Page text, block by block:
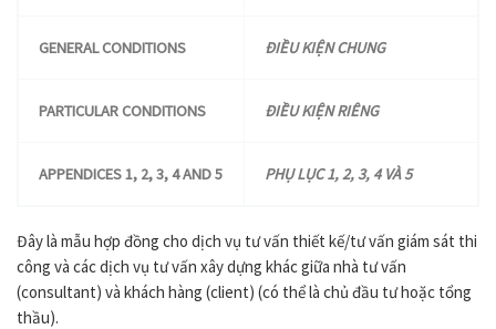
GENERAL CONDITIONS ĐIỀU KIỆN CHUNG
PARTICULAR CONDITIONS ĐIỀU KIỆN RIÊNG
APPENDICES 1, 2, 3, 4 AND 5 PHỤ LỤC 1, 2, 3, 4 VÀ 5
Đây là mẫu hợp đồng cho dịch vụ tư vấn thiết kế/tư vấn giám sát thi
công và các dịch vụ tư vấn xây dựng khác giữa nhà tư vấn
(consultant) và khách hàng (client) (có thể là chủ đầu tư hoặc tổng
thầu).